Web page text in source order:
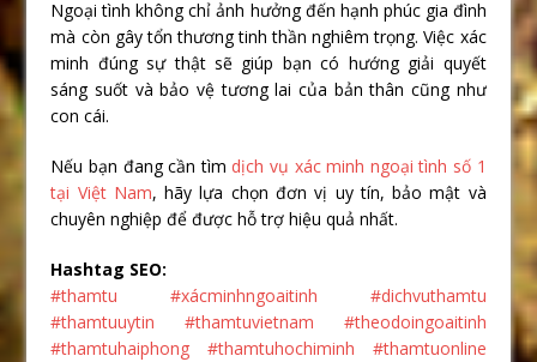
Ngoại tình không chỉ ảnh hưởng đến hạnh phúc gia đình
mà còn gây tổn thương tinh thần nghiêm trọng. Việc xác
minh đúng sự thật sẽ giúp bạn có hướng giải quyết
sáng suốt và bảo vệ tương lai của bản thân cũng như
con cái.
Nếu bạn đang cần tìm dịch vụ xác minh ngoại tình số 1
tại Việt Nam, hãy lựa chọn đơn vị uy tín, bảo mật và
chuyên nghiệp để được hỗ trợ hiệu quả nhất.
Hashtag SEO:
#thamtu #xácminhngoaitinh #dichvuthamtu
#thamtuuytin #thamtuvietnam #theodoingoaitinh
#thamtuhaiphong #thamtuhochiminh #thamtuonline